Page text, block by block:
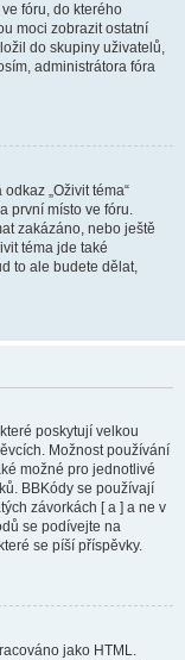
fóru, do kterého
moci zobrazit ostatní
do skupiny uživatelů,
administrátora fóra
„Oživit téma“
první místo ve fóru.
zakázáno, nebo ještě
téma jde také
to ale budete dělat,
poskytují velkou
Možnost používání
možné pro jednotlivé
BBKódy se používají
závorkách [ a ] a ne v
se podívejte na
se píší příspěvky.
jako HTML.